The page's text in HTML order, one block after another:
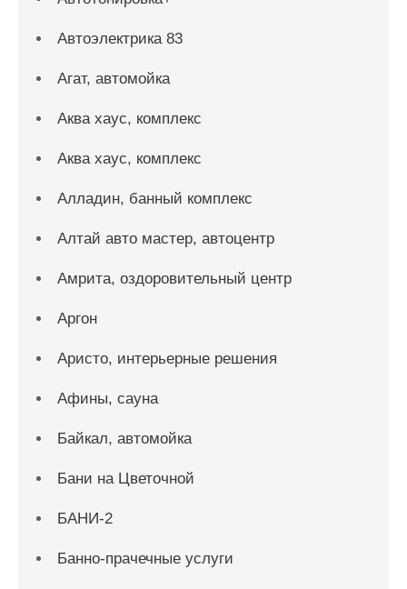
Автоэлектрика 83
Агат, автомойка
Аква хаус, комплекс
Аква хаус, комплекс
Алладин, банный комплекс
Алтай авто мастер, автоцентр
Амрита, оздоровительный центр
Аргон
Аристо, интерьерные решения
Афины, сауна
Байкал, автомойка
Бани на Цветочной
БАНИ-2
Банно-прачечные услуги